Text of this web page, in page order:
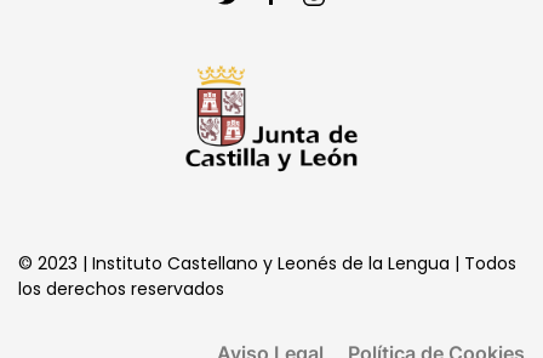
© 2023 | Instituto Castellano y Leonés de la Lengua | Todos
los derechos reservados
Aviso Legal Política de Cookies